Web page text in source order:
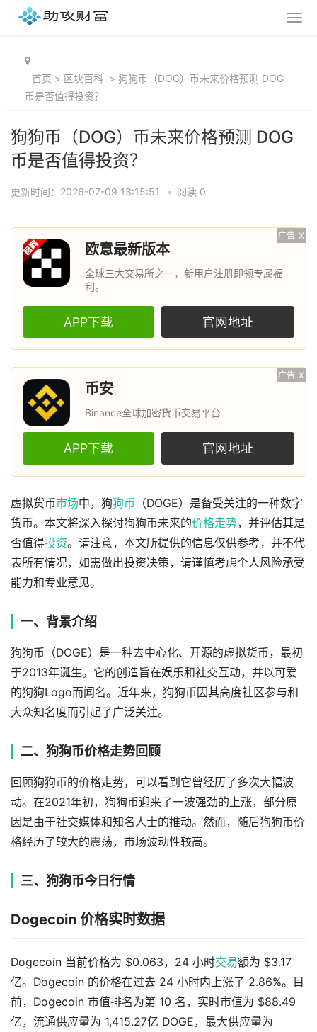
首页 > 区块百科 > 狗狗币（DOG）币未来价格预测 DOG
币是否值得投资？
狗狗币（DOG）币未来价格预测 DOG
币是否值得投资？
更新时间：2026-07-09 13:15:51 • 阅读 0
广告 X
欧意最新版本
全球三大交易所之一，新用户注册即领专属福
利。
APP下载 官网地址
广告 X
币安
Binance全球加密货币交易平台
APP下载 官网地址
虚拟货币市场中，狗狗币 （DOGE）是备受关注的一种数字
货币。本文将深入探讨狗狗币未来的价格走势，并评估其是
否值得投资。请注意，本文所提供的信息仅供参考，并不代
表所有情况，如需做出投资决策，请谨慎考虑个人风险承受
能力和专业意见。
一、背景介绍
狗狗币（DOGE）是一种去中心化、开源的虚拟货币，最初
于2013年诞生。它的创造旨在娱乐和社交互动，并以可爱
的狗狗Logo而闻名。近年来，狗狗币因其高度社区参与和
大众知名度而引起了广泛关注。
二、狗狗币价格走势回顾
回顾狗狗币的价格走势，可以看到它曾经历了多次大幅波
动。在2021年初，狗狗币迎来了一波强劲的上涨，部分原
因是由于社交媒体和知名人士的推动。然而，随后狗狗币价
格经历了较大的震荡，市场波动性较高。
三、狗狗币今日行情
Dogecoin 价格实时数据
Dogecoin 当前价格为 $0.063，24 小时交易额为 $3.17
亿。Dogecoin 的价格在过去 24 小时内上涨了 2.86%。目
前，Dogecoin 市值排名为第 10 名，实时市值为 $88.49
亿，流通供应量为 1,415.27亿 DOGE，最大供应量为